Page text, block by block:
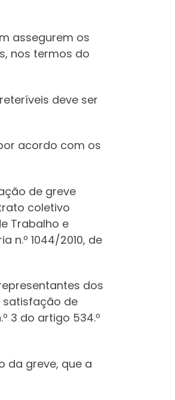
assegurem os
nos termos do
deve ser
acordo com os
de greve
coletivo
Trabalho e
n.º 1044/2010, de
dos
satisfação de
3 do artigo 534.º
da greve, que a